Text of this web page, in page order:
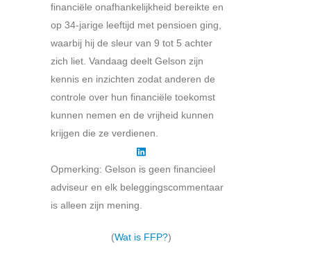
financiële onafhankelijkheid bereikte en
op 34-jarige leeftijd met pensioen ging,
waarbij hij de sleur van 9 tot 5 achter
zich liet. Vandaag deelt Gelson zijn
kennis en inzichten zodat anderen de
controle over hun financiële toekomst
kunnen nemen en de vrijheid kunnen
krijgen die ze verdienen.
Opmerking: Gelson is geen financieel
adviseur en elk beleggingscommentaar
is alleen zijn mening.
(Wat is FFP?)